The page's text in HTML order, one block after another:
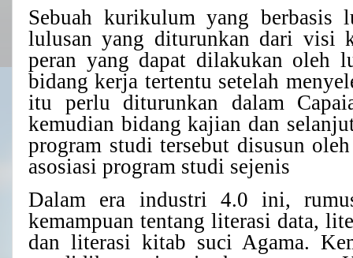
Sebuah kurikulum yang berbasis
lulusan yang diturunkan dari visi
peran yang dapat dilakukan oleh
bidang kerja tertentu setelah
itu perlu diturunkan dalam
kemudian bidang kajian dan
program studi tersebut disusun
asosiasi program studi sejenis
Dalam era industri 4.0 ini,
kemampuan tentang literasi data,
dan literasi kitab suci Agama.